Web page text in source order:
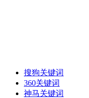
搜狗关键词
360关键词
神马关键词